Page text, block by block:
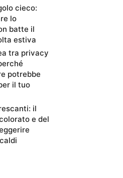
cieco:
lo
batte il
estiva
tra privacy
potrebbe
il tuo
il
e del